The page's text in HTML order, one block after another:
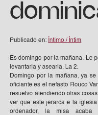
Publicado en: Íntimo / Íntim
Es domingo por la mañana. Le
levantarla y asearla. La 2.
Domingo por la mañana, ya
oficiante es el nefasto Rouco
resuelvo atendiendo otras
ver que este jerarca e la
ordenador, la misa acaba